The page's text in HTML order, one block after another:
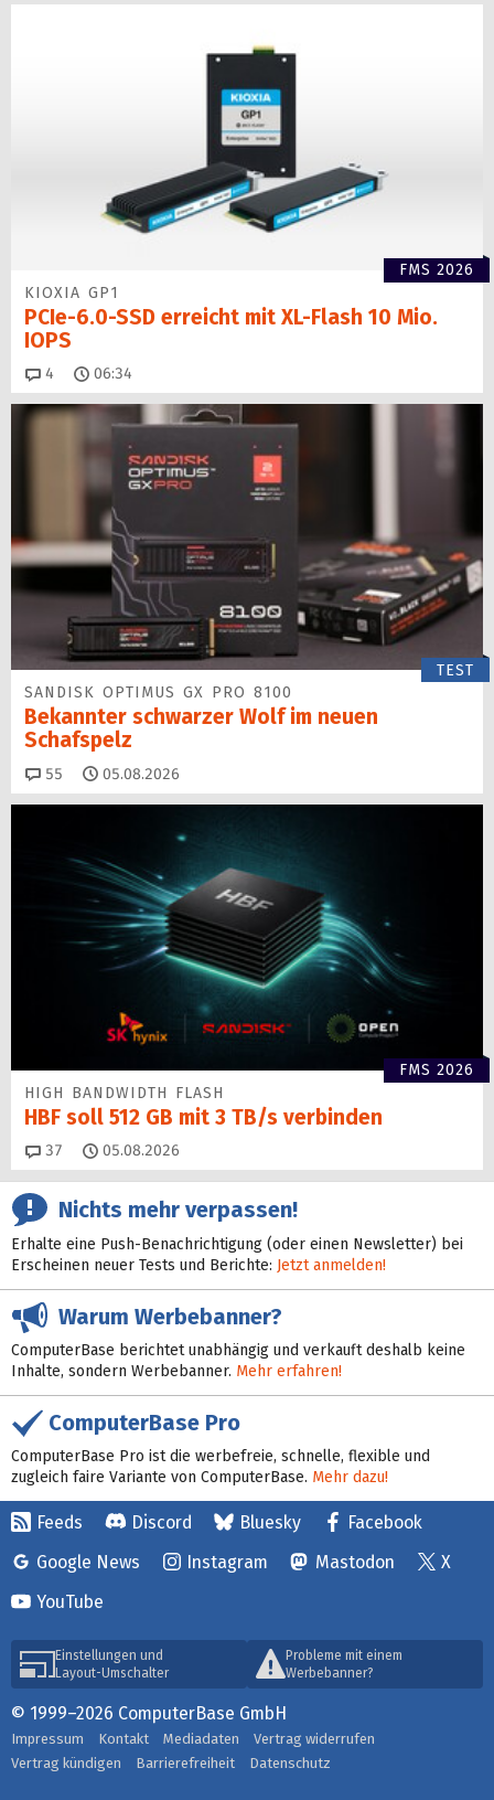
FMS 2026
KIOXIA GP1
PCIe-6.0-SSD erreicht mit XL-Flash 10 Mio.
IOPS
4 Kommentare
06:34
TEST
SANDISK OPTIMUS GX PRO 8100
Bekannter schwarzer Wolf im neuen
Schafspelz
55 Kommentare
05.08.2026
FMS 2026
HIGH BANDWIDTH FLASH
HBF soll 512 GB mit 3 TB/s verbinden
37 Kommentare
05.08.2026
Nichts mehr verpassen!
Erhalte eine Push-Benachrichtigung (oder einen Newsletter) bei
Erscheinen neuer Tests und Berichte: Jetzt anmelden!
Warum Werbebanner?
ComputerBase berichtet unabhängig und verkauft deshalb keine
Inhalte, sondern Werbebanner. Mehr erfahren!
ComputerBase Pro
ComputerBase Pro ist die werbefreie, schnelle, flexible und
zugleich faire Variante von ComputerBase. Mehr dazu!
Feeds Discord Bluesky
Facebook
Google News
Instagram Mastodon
X
YouTube
Einstellungen und
Layout-Umschalter
Probleme mit einem
Werbebanner?
© 1999–2026 ComputerBase GmbH
Impressum Kontakt Mediadaten
Vertrag widerrufen
Vertrag kündigen
Barrierefreiheit Datenschutz